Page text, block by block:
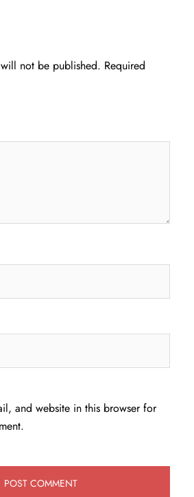
not be published. Required
and website in this browser for